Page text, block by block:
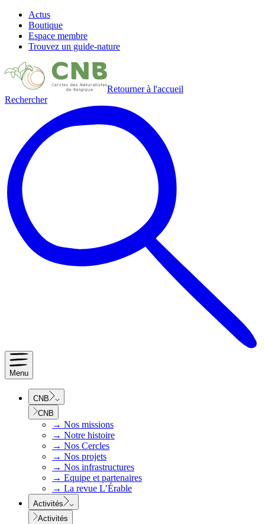
Actus
Boutique
Espace membre
Trouvez un guide-nature
Retourner à l'accueil
Rechercher
Menu
CNB
CNB
→ Nos missions
→ Notre histoire
→ Nos Cercles
→ Nos projets
→ Nos infrastructures
→ Equipe et partenaires
→ La revue L’Érable
Activités
Activités